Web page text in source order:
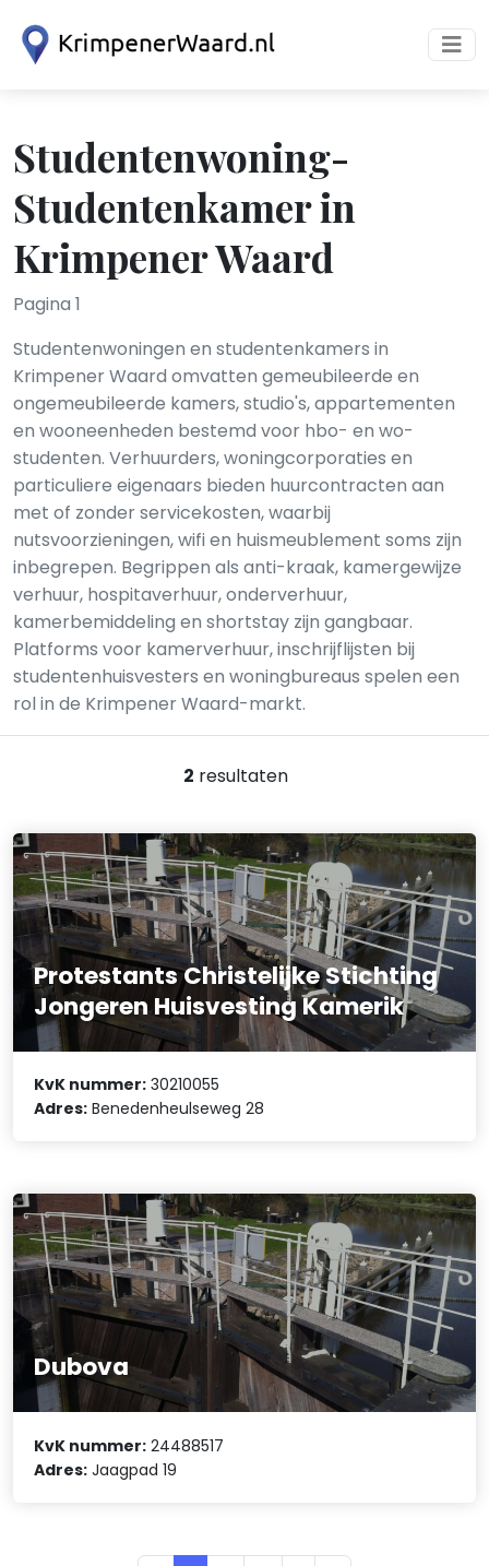
Studentenwoning-
Studentenkamer in
Krimpener Waard
Pagina 1
Studentenwoningen en studentenkamers in
Krimpener Waard omvatten gemeubileerde en
ongemeubileerde kamers, studio's, appartementen
en wooneenheden bestemd voor hbo- en wo-
studenten. Verhuurders, woningcorporaties en
particuliere eigenaars bieden huurcontracten aan
met of zonder servicekosten, waarbij
nutsvoorzieningen, wifi en huismeublement soms zijn
inbegrepen. Begrippen als anti-kraak, kamergewijze
verhuur, hospitaverhuur, onderverhuur,
kamerbemiddeling en shortstay zijn gangbaar.
Platforms voor kamerverhuur, inschrijflijsten bij
studentenhuisvesters en woningbureaus spelen een
rol in de Krimpener Waard-markt.
2 resultaten
Protestants Christelijke Stichting
Jongeren Huisvesting Kamerik
KvK nummer: 30210055
Adres: Benedenheulseweg 28
Dubova
KvK nummer: 24488517
Adres: Jaagpad 19